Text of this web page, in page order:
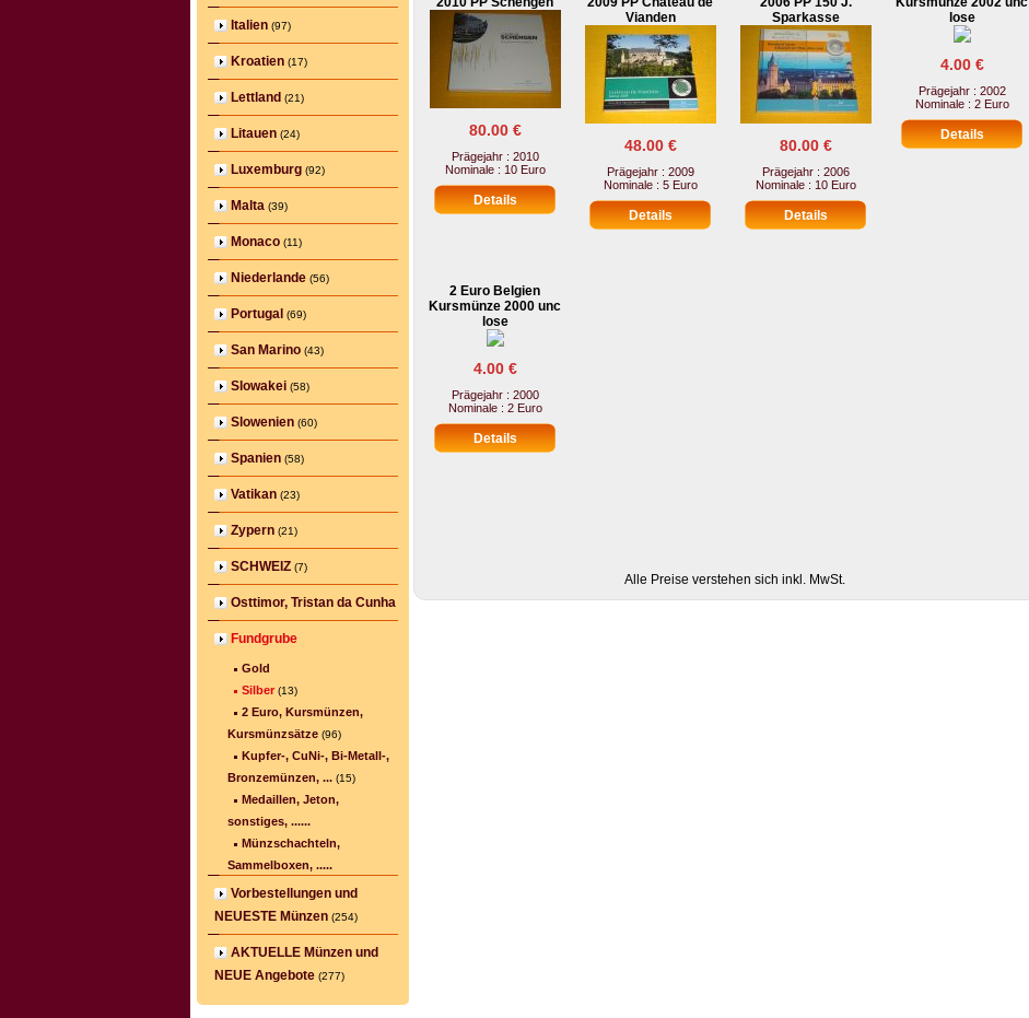
Italien (97)
Kroatien (17)
Lettland (21)
Litauen (24)
Luxemburg (92)
Malta (39)
Monaco (11)
Niederlande (56)
Portugal (69)
San Marino (43)
Slowakei (58)
Slowenien (60)
Spanien (58)
Vatikan (23)
Zypern (21)
SCHWEIZ (7)
Osttimor, Tristan da Cunha
Fundgrube
Gold
Silber (13)
2 Euro, Kursmünzen,
Kursmünzsätze (96)
Kupfer-, CuNi-, Bi-Metall-,
Bronzemünzen, ... (15)
Medaillen, Jeton,
sonstiges, ......
Münzschachteln,
Sammelboxen, .....
Vorbestellungen und
NEUESTE Münzen (254)
AKTUELLE Münzen und
NEUE Angebote (277)
80.00 €
Prägejahr : 2010
Nominale : 10 Euro
Vianden
48.00 €
Prägejahr : 2009
Nominale : 5 Euro
Sparkasse
80.00 €
Prägejahr : 2006
Nominale : 10 Euro
lose
4.00 €
Prägejahr : 2002
Nominale : 2 Euro
2 Euro Belgien
Kursmünze 2000 unc
lose
4.00 €
Prägejahr : 2000
Nominale : 2 Euro
Alle Preise verstehen sich inkl. MwSt.